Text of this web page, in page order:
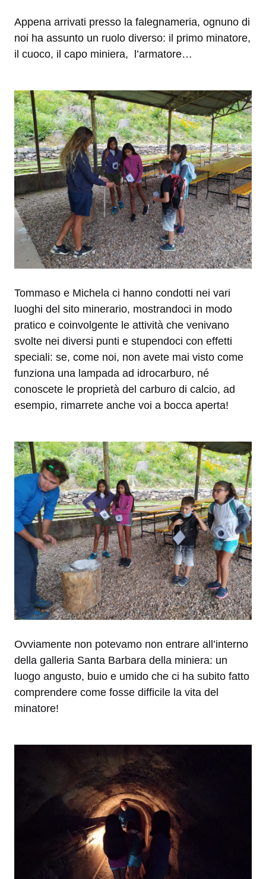
Appena arrivati presso la falegnameria, ognuno di
noi ha assunto un ruolo diverso: il primo minatore,
il cuoco, il capo miniera, l’armatore…
Tommaso e Michela ci hanno condotti nei vari
luoghi del sito minerario, mostrandoci in modo
pratico e coinvolgente le attività che venivano
svolte nei diversi punti e stupendoci con effetti
speciali: se, come noi, non avete mai visto come
funziona una lampada ad idrocarburo, né
conoscete le proprietà del carburo di calcio, ad
esempio, rimarrete anche voi a bocca aperta!
Ovviamente non potevamo non entrare all’interno
della galleria Santa Barbara della miniera: un
luogo angusto, buio e umido che ci ha subito fatto
comprendere come fosse difficile la vita del
minatore!